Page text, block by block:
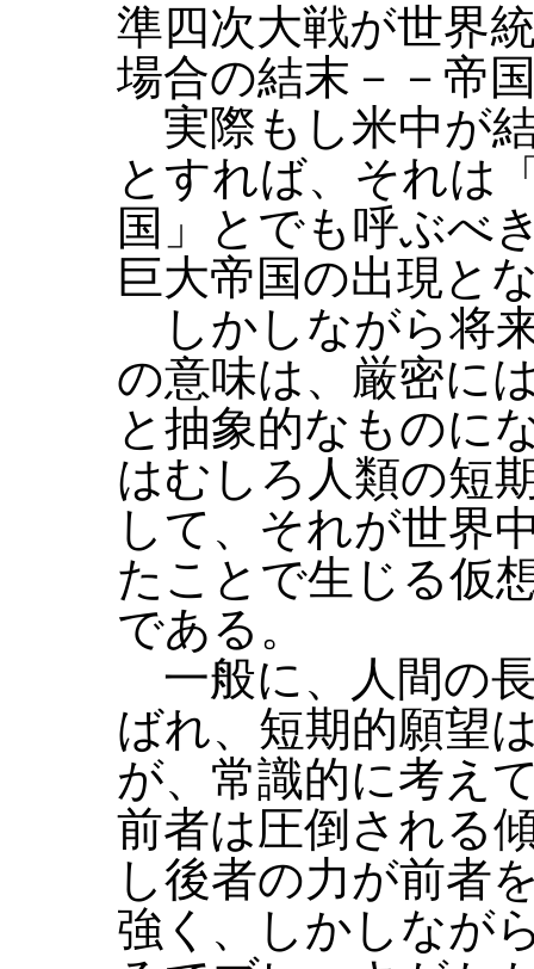
準四次大戦が世界
場合の結末－－帝
実際もし米中が
とすれば、それは
国」とでも呼ぶべ
巨大帝国の出現と
しかしながら将
の意味は、厳密に
と抽象的なものに
はむしろ人類の短
して、それが世界
たことで生じる仮
である。
一般に、人間の
ばれ、短期的願望
が、常識的に考え
前者は圧倒される
し後者の力が前者
強く、しかしなが